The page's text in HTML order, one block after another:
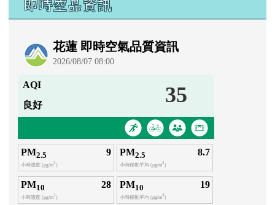
即時空品資訊